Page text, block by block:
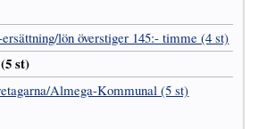
lön överstiger 145:- timme (4 st)
st)
­Almega-Kommunal (5 st)